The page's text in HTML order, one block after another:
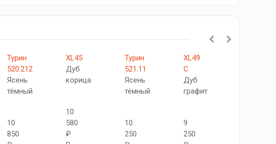
Турин
520.212
Ясень
тёмный
10
850
XL45
Дуб
корица
10
580
₽
Турин
521.11
Ясень
тёмный
10
250
XL49
C
Дуб
графит
9
250